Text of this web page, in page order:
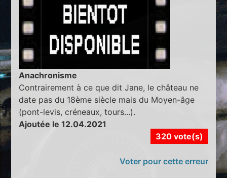
Anachronisme
Contrairement à ce que dit Jane, le château ne
date pas du 18ème siècle mais du Moyen-âge
(pont-levis, créneaux, tours...).
Ajoutée le 12.04.2021
320 vote(s)
Voter pour cette erreur